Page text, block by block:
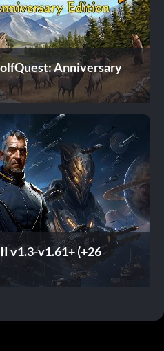
Anniversary
v1.3-v1.61+ (+26